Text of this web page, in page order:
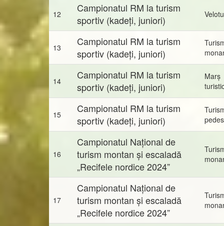
12
Campionatul RM la turism
sportiv (kadeți, juniori)
13
Campionatul RM la turism
sportiv (kadeți, juniori)
14
Campionatul RM la turism
sportiv (kadeți, juniori)
Marș
15
Campionatul RM la turism
sportiv (kadeți, juniori)
16
Campionatul Național de
turism montan și escaladă
„Recifele nordice 2024”
17
Campionatul Național de
turism montan și escaladă
„Recifele nordice 2024”